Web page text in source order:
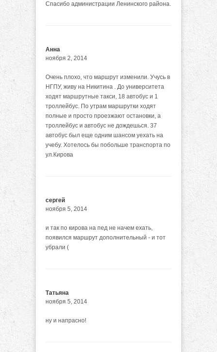
Спасибо администрации Ленинского района.
Анна
ноября 2, 2014
Очень плохо, что маршрут изменили. Учусь в
НГПУ, живу на Никитина . До университета
ходят маршрутные такси, 18 автобус и 1
троллейбус. По утрам маршрутки ходят
полные и просто проезжают остановки, а
троллейбус и автобус не дождешься. 37
автобус был еще одним шансом уехать на
учебу. Хотелось бы побольше транспорта по
ул.Кирова
сергей
ноября 5, 2014
и так по кирова на пед не начем ехать,
появился маршрут дополнительный - и тот
убрали (
Татьяна
ноября 5, 2014
ну и напрасно!